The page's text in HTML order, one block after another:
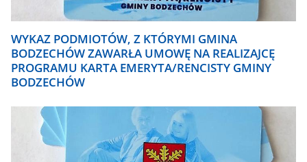
WYKAZ PODMIOTÓW, Z KTÓRYMI GMINA
BODZECHÓW ZAWARŁA UMOWĘ NA REALIZAJCĘ
PROGRAMU KARTA EMERYTA/RENCISTY GMINY
BODZECHÓW